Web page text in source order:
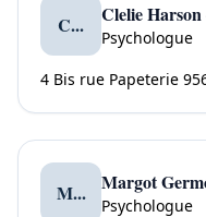
C...
Psychologue
4 Bis rue Papeterie
M... Margot
Psychologue